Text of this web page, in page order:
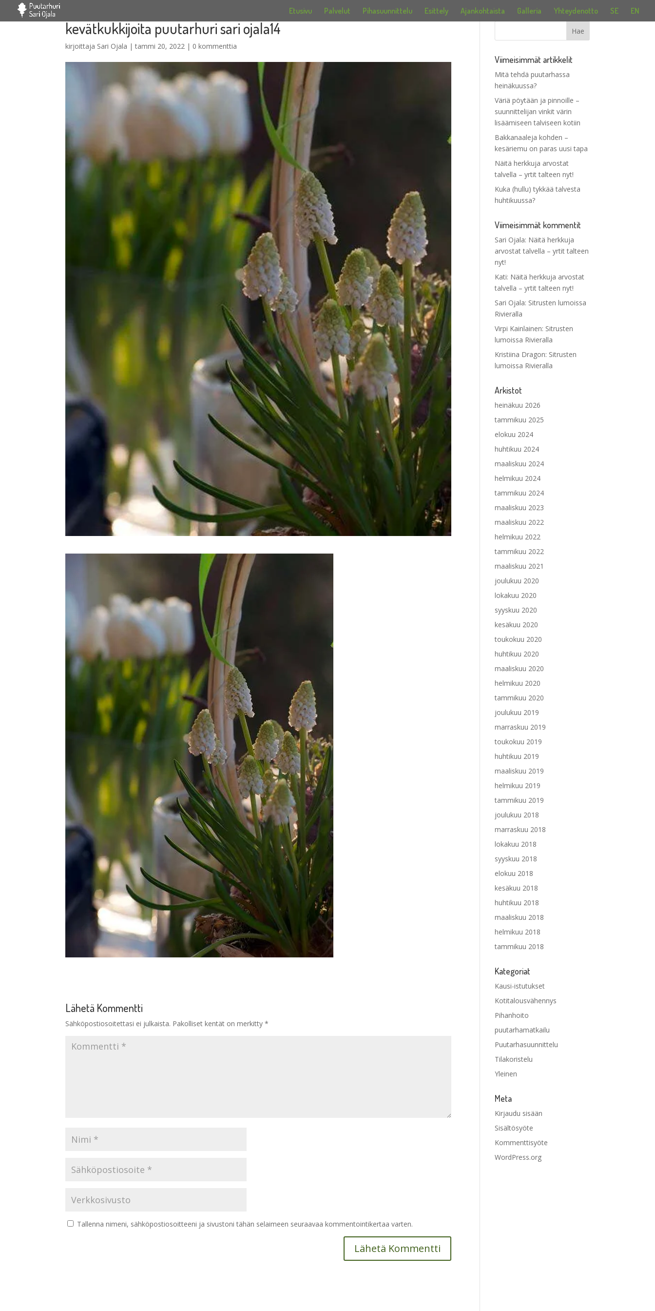
Etusivu Palvelut Pihasuunnittelu Esittely Ajankohtaista Galleria Yhteydenotto SE EN
kevätkukkijoita puutarhuri sari ojala14
kirjoittaja Sari Ojala |tammi 20, 2022 | 0 kommenttia
Lähetä Kommentti
Sähköpostiosoitettasi ei julkaista. Pakolliset kentät on merkitty*
Tallenna nimeni, sähköpostiosoitteeni ja sivustoni tähän selaimeen seuraavaa kommentointikertaa varten.
Viimeisimmät artikkelit
Mitä tehdä puutarhassa
heinäkuussa?
Väriä pöytään ja pinnoille –
suunnittelijan vinkit värin
lisäämiseen talviseen kotiin
Bakkanaaleja kohden –
kesäriemu on paras uusi tapa
Näitä herkkuja arvostat
talvella – yrtit talteen nyt!
Kuka (hullu) tykkää talvesta
huhtikuussa?
Viimeisimmät kommentit
Sari Ojala: Näitä herkkuja
arvostat talvella – yrtit talteen
nyt!
Kati: Näitä herkkuja arvostat
talvella – yrtit talteen nyt!
Sari Ojala: Sitrusten lumoissa
Rivieralla
Virpi Kainlainen: Sitrusten
lumoissa Rivieralla
Kristiina Dragon: Sitrusten
lumoissa Rivieralla
Arkistot
heinäkuu 2026
tammikuu 2025
elokuu 2024
huhtikuu 2024
maaliskuu 2024
helmikuu 2024
tammikuu 2024
maaliskuu 2023
maaliskuu 2022
helmikuu 2022
tammikuu 2022
maaliskuu 2021
joulukuu 2020
lokakuu 2020
syyskuu 2020
kesäkuu 2020
toukokuu 2020
huhtikuu 2020
maaliskuu 2020
helmikuu 2020
tammikuu 2020
joulukuu 2019
marraskuu 2019
toukokuu 2019
huhtikuu 2019
maaliskuu 2019
helmikuu 2019
tammikuu 2019
joulukuu 2018
marraskuu 2018
lokakuu 2018
syyskuu 2018
elokuu 2018
kesäkuu 2018
huhtikuu 2018
maaliskuu 2018
helmikuu 2018
tammikuu 2018
Kategoriat
Kausi-istutukset
Kotitalousvähennys
Pihanhoito
puutarhamatkailu
Puutarhasuunnittelu
Tilakoristelu
Yleinen
Meta
Kirjaudu sisään
Sisältösyöte
Kommenttisyöte
WordPress.org